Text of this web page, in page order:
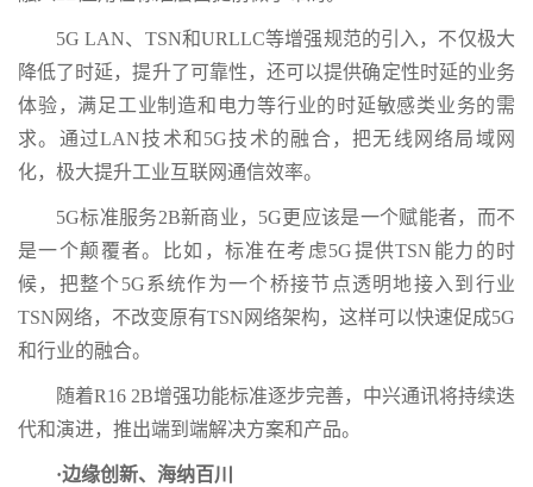
5G LAN、TSN和URLLC等增强规范的引入，不仅极大
降低了时延，提升了可靠性，还可以提供确定性时延的业务
体验，满足工业制造和电力等行业的时延敏感类业务的需
求。通过LAN技术和5G技术的融合，把无线网络局域网
化，极大提升工业互联网通信效率。
5G标准服务2B新商业，5G更应该是一个赋能者，而不
是一个颠覆者。比如，标准在考虑5G提供TSN能力的时
候，把整个5G系统作为一个桥接节点透明地接入到行业
TSN网络，不改变原有TSN网络架构，这样可以快速促成5G
和行业的融合。
随着R16 2B增强功能标准逐步完善，中兴通讯将持续迭
代和演进，推出端到端解决方案和产品。
·边缘创新、海纳百川